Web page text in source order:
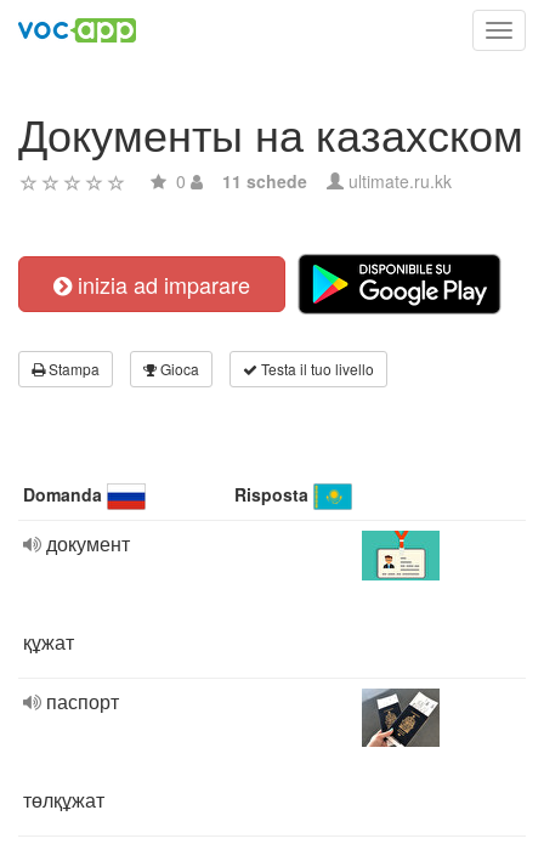
Документы на казахском
0 11 schede ultimate.ru.kk
inizia ad imparare
Stampa Gioca Testa il tuo livello
Domanda Risposta
документ
құжат
паспорт
төлқұжат